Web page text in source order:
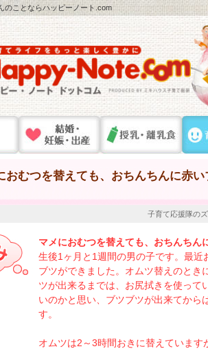
のことならハッピーノート.com
おむつを替えても、おちんちんに赤
子育て応援隊の
マメにおむつを替えても、おちんちん
生後1ヶ月と1週間の男の子です。最
ブツができました。オムツ替えのとき
ツが出来るまでは、お尻拭きを使って
いのかと思い、ブツブツが出来てから
す。
オムツは2～3時間おきに替えています